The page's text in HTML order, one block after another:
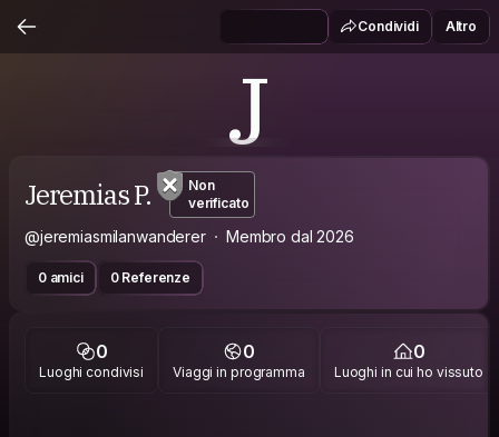
Condividi Altro
J
Jeremias P.
Non
verificato
@jeremiasmilanwanderer Membro dal 2026
0 amici 0 Referenze
0
Luoghi condivisi
0
Viaggi in programma
0
Luoghi in cui ho vissuto